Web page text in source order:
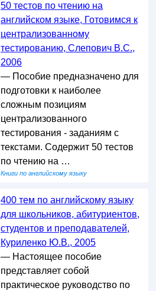
50 тестов по чтению на
английском языке, Готовимся к
централизованному
тестированию, Слепович В.С.,
2006
— Пособие предназначено для
подготовки к наиболее
сложным позициям
централизованного
тестирования - заданиям с
текстами. Содержит 50 тестов
по чтению на …
Книги по английскому языку
400 тем по английскому языку
для школьников, абитуриентов,
студентов и преподавателей,
Куриленко Ю.В., 2005
— Настоящее пособие
представляет собой
практическое руководство по